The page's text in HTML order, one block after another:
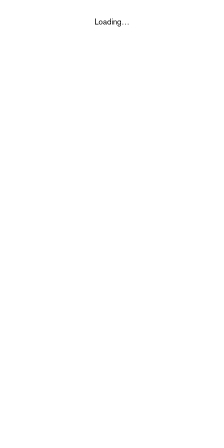
Loading…